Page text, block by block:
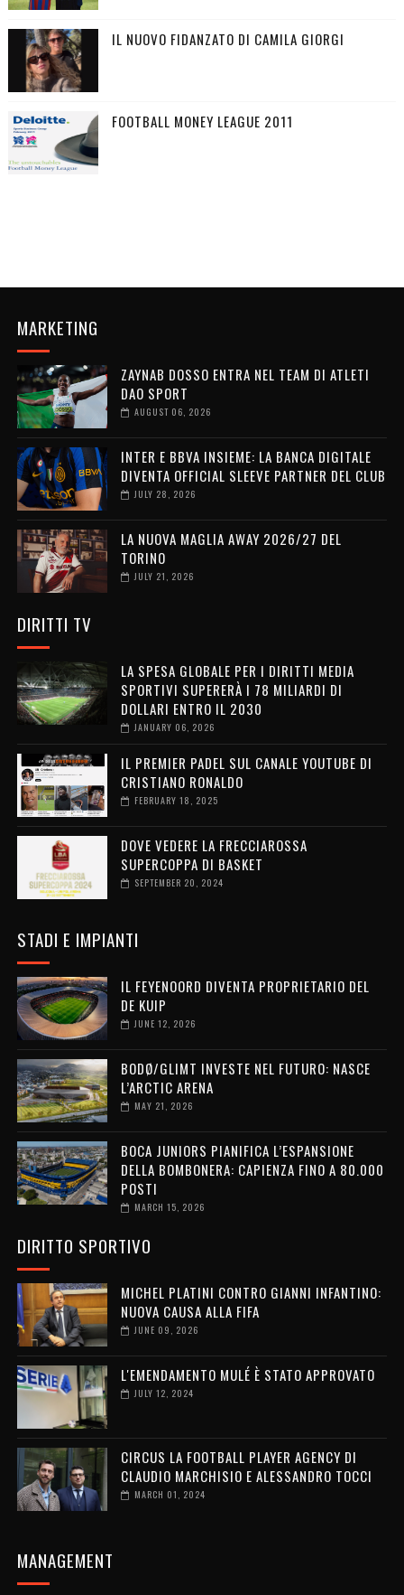
IL NUOVO FIDANZATO DI CAMILA GIORGI
FOOTBALL MONEY LEAGUE 2011
MARKETING
ZAYNAB DOSSO ENTRA NEL TEAM DI ATLETI
DAO SPORT
AUGUST 06, 2026
INTER E BBVA INSIEME: LA BANCA DIGITALE
DIVENTA OFFICIAL SLEEVE PARTNER DEL CLUB
JULY 28, 2026
LA NUOVA MAGLIA AWAY 2026/27 DEL
TORINO
JULY 21, 2026
DIRITTI TV
LA SPESA GLOBALE PER I DIRITTI MEDIA
SPORTIVI SUPERERÀ I 78 MILIARDI DI
DOLLARI ENTRO IL 2030
JANUARY 06, 2026
IL PREMIER PADEL SUL CANALE YOUTUBE DI
CRISTIANO RONALDO
FEBRUARY 18, 2025
DOVE VEDERE LA FRECCIAROSSA
SUPERCOPPA DI BASKET
SEPTEMBER 20, 2024
STADI E IMPIANTI
IL FEYENOORD DIVENTA PROPRIETARIO DEL
DE KUIP
JUNE 12, 2026
BODØ/GLIMT INVESTE NEL FUTURO: NASCE
L’ARCTIC ARENA
MAY 21, 2026
BOCA JUNIORS PIANIFICA L’ESPANSIONE
DELLA BOMBONERA: CAPIENZA FINO A 80.000
POSTI
MARCH 15, 2026
DIRITTO SPORTIVO
MICHEL PLATINI CONTRO GIANNI INFANTINO:
NUOVA CAUSA ALLA FIFA
JUNE 09, 2026
L'EMENDAMENTO MULÉ È STATO APPROVATO
JULY 12, 2024
CIRCUS LA FOOTBALL PLAYER AGENCY DI
CLAUDIO MARCHISIO E ALESSANDRO TOCCI
MARCH 01, 2024
MANAGEMENT